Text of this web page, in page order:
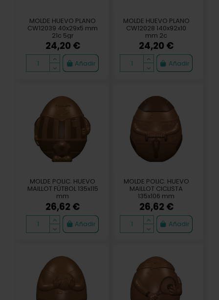
MOLDE HUEVO PLANO
CW12039 40x29x5 mm
21c 5gr
24,20 €
Añadir
MOLDE HUEVO PLANO
CW12028 140x92x10
mm 2c
24,20 €
Añadir
MOLDE POLIC. HUEVO
MAILLOT FÚTBOL 135x115
mm
26,62 €
Añadir
MOLDE POLIC. HUEVO
MAILLOT CICLISTA
135x106 mm
26,62 €
Añadir